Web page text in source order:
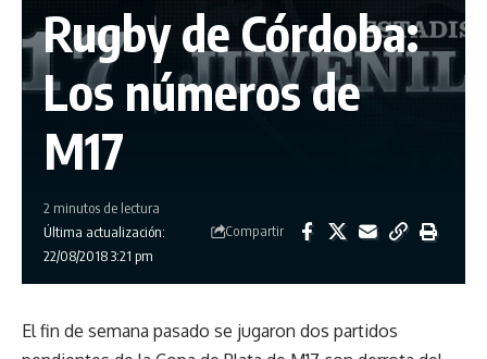
Rugby de Córdoba:
Los números de
M17
Última actualización:
22/08/2018 3:21 pm
2 minutos de lectura
Compartir
El fin de semana pasado se jugaron dos partidos